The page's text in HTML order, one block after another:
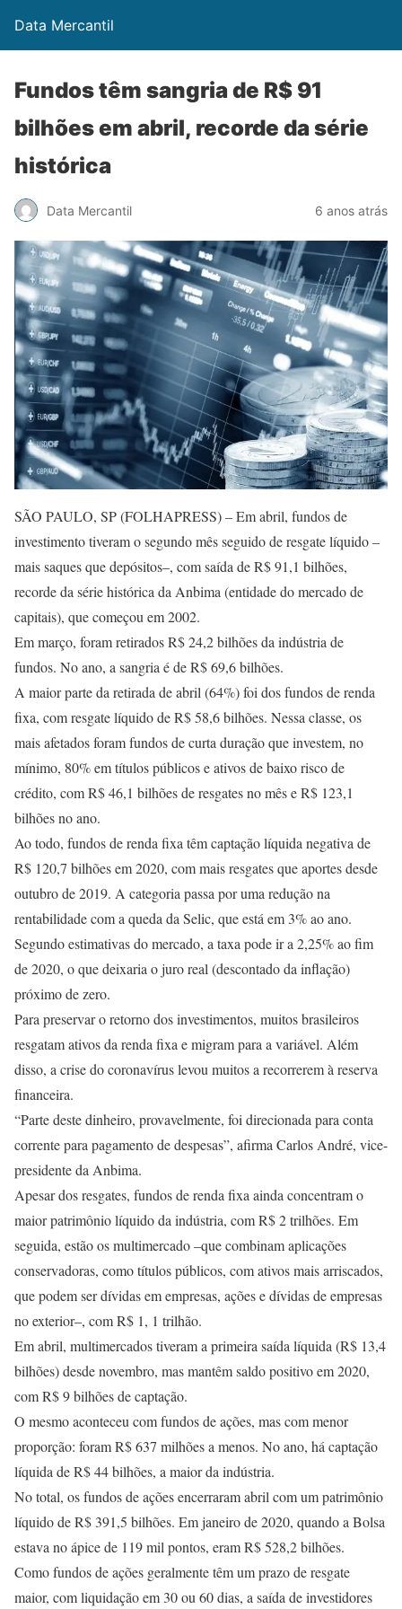
Data Mercantil
Fundos têm sangria de R$ 91
bilhões em abril, recorde da série
histórica
Data Mercantil 6 anos atrás
SÃO PAULO, SP (FOLHAPRESS) – Em abril, fundos de
investimento tiveram o segundo mês seguido de resgate líquido –
mais saques que depósitos–, com saída de R$ 91,1 bilhões,
recorde da série histórica da Anbima (entidade do mercado de
capitais), que começou em 2002.
Em março, foram retirados R$ 24,2 bilhões da indústria de
fundos. No ano, a sangria é de R$ 69,6 bilhões.
A maior parte da retirada de abril (64%) foi dos fundos de renda
fixa, com resgate líquido de R$ 58,6 bilhões. Nessa classe, os
mais afetados foram fundos de curta duração que investem, no
mínimo, 80% em títulos públicos e ativos de baixo risco de
crédito, com R$ 46,1 bilhões de resgates no mês e R$ 123,1
bilhões no ano.
Ao todo, fundos de renda fixa têm captação líquida negativa de
R$ 120,7 bilhões em 2020, com mais resgates que aportes desde
outubro de 2019. A categoria passa por uma redução na
rentabilidade com a queda da Selic, que está em 3% ao ano.
Segundo estimativas do mercado, a taxa pode ir a 2,25% ao fim
de 2020, o que deixaria o juro real (descontado da inflação)
próximo de zero.
Para preservar o retorno dos investimentos, muitos brasileiros
resgatam ativos da renda fixa e migram para a variável. Além
disso, a crise do coronavírus levou muitos a recorrerem à reserva
financeira.
“Parte deste dinheiro, provavelmente, foi direcionada para conta
corrente para pagamento de despesas”, afirma Carlos André, vice-
presidente da Anbima.
Apesar dos resgates, fundos de renda fixa ainda concentram o
maior patrimônio líquido da indústria, com R$ 2 trilhões. Em
seguida, estão os multimercado –que combinam aplicações
conservadoras, como títulos públicos, com ativos mais arriscados,
que podem ser dívidas em empresas, ações e dívidas de empresas
no exterior–, com R$ 1, 1 trilhão.
Em abril, multimercados tiveram a primeira saída líquida (R$ 13,4
bilhões) desde novembro, mas mantêm saldo positivo em 2020,
com R$ 9 bilhões de captação.
O mesmo aconteceu com fundos de ações, mas com menor
proporção: foram R$ 637 milhões a menos. No ano, há captação
líquida de R$ 44 bilhões, a maior da indústria.
No total, os fundos de ações encerraram abril com um patrimônio
líquido de R$ 391,5 bilhões. Em janeiro de 2020, quando a Bolsa
estava no ápice de 119 mil pontos, eram R$ 528,2 bilhões.
Como fundos de ações geralmente têm um prazo de resgate
maior, com liquidação em 30 ou 60 dias, a saída de investidores